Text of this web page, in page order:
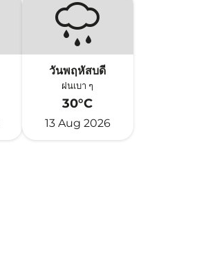
วันพฤหัสบดี
ฝนเบา ๆ
30°C
13 Aug 2026